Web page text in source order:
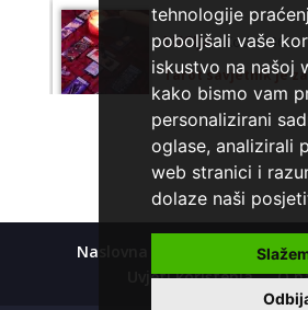
tehnologije
poboljšali vaše
iskustvo na našoj
kako bismo vam
personalizirani
oglase, analizirali
web stranici i
dolaze naši
LUCIJA / Kod #136
Tarot savjetnik je
sudbinske karte, anđeoske
Broj tel: 064/600-
tel:0,93€ - mob:1,12€
ELA/ Kod 151
Tarot savjetnik je
Naslovna
Polica
Uvjeti korištenja
O